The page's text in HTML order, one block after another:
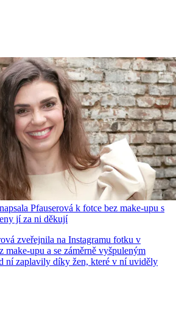
Pfauserová k fotce bez make-upu s
jí za ni děkují
zveřejnila na Instagramu fotku v
make-upu a se záměrně vyšpuleným
ní zaplavily díky žen, které v ní uviděly